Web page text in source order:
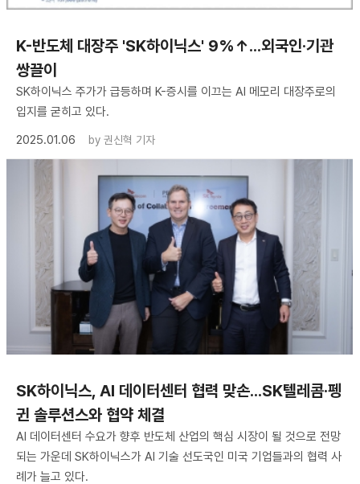
K-반도체 대장주 'SK하이닉스' 9%↑...외국인·기관
쌍끌이
SK하이닉스 주가가 급등하며 K-증시를 이끄는 AI 메모리 대장주로의
입지를 굳히고 있다.
2025.01.06
by 권신혁 기자
​SK하이닉스, AI 데이터센터 협력 맞손...SK텔레콤·펭
귄 솔루션스와 협약 체결
AI 데이터센터 수요가 향후 반도체 산업의 핵심 시장이 될 것으로 전망
되는 가운데 SK하이닉스가 AI 기술 선도국인 미국 기업들과의 협력 사
례가 늘고 있다.